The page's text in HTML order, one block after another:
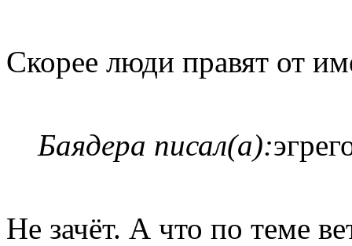
Скорее люди правят от
Баядера писал(а):
Не зачёт. А что по теме